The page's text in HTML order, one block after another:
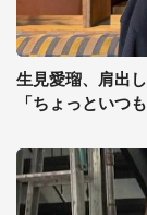
生見愛瑠、肩出
「ちょっといつ